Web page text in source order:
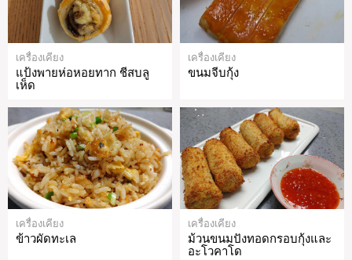
เครื่องเคียง
แป้งพายห่อหอยทาก ชีสบลู
เห็ด
เครื่องเคียง
ขนมจีบกุ้ง
เครื่องเคียง
ข้าวผัดทะเล
เครื่องเคียง
ม้วนขนมปังทอดกรอบกุ้งและ
อะโวคาโด